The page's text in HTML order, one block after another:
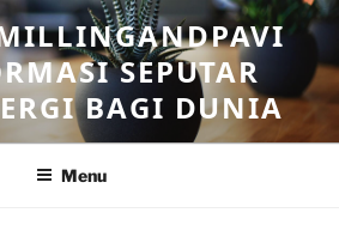
SEPUTAR
BAGI DUNIA
Menu